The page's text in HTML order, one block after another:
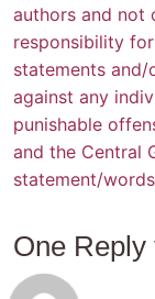
authors and
responsibility
statements
against any
punishable
and the Central
statement/
One